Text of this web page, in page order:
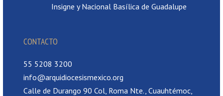
Insigne y Nacional Basílica de Guadalupe
CONTACTO
55 5208 3200
info@arquidiocesismexico.org
Calle de Durango 90 Col, Roma Nte., Cuauhtémoc,